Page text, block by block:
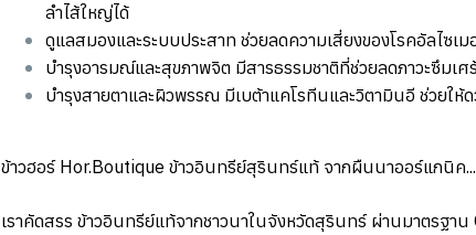
ลำไส้ใหญ่ได้
ดูแลสมองและระบบประสาท ช่วยลดความเสี่ยงของโรคอัลไซเ
บำรุงอารมณ์และสุขภาพจิต มีสารธรรมชาติที่ช่วยลดภาวะซึมเ
️บำรุงสายตาและผิวพรรณ มีเบต้าแคโรทีนและวิตามินอี ช่วยให้
ข้าวฮอร์ Hor.Boutique ข้าวอินทรีย์สุรินทร์แท้ จากผืนนาออร์แกนิค
เราคัดสรร ข้าวอินทรีย์แท้จากชาวนาในจังหวัดสุรินทร์ ผ่านมาตรฐาน